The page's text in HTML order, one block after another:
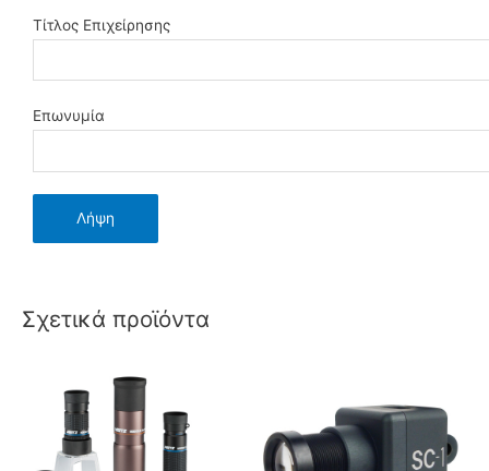
Τίτλος Επιχείρησης
Επωνυμία
Σχετικά προϊόντα